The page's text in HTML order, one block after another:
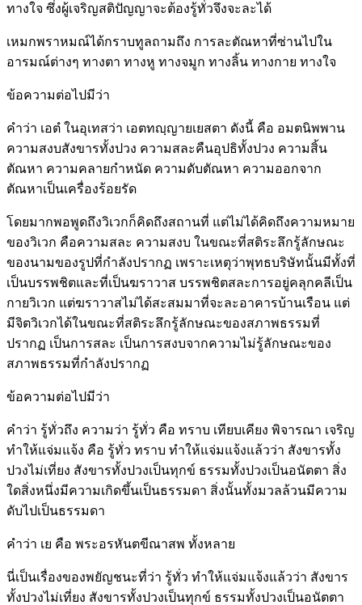
ทางใจ ซึ่งผู้เจริญสติปัญญาจะต้องรู้ทั่วจึงจะละได้
เหมกพราหมณ์ได้กราบทูลถามถึง การละตัณหาที่ซ่านไปใน
อารมณ์ต่างๆ ทางตา ทางหู ทางจมูก ทางลิ้น ทางกาย ทางใจ
ข้อความต่อไปมีว่า
คำว่า เอตํ ในอุเทสว่า เอตทญฺญายเยสตา ดังนี้ คือ อมตนิพพาน
ความสงบสังขารทั้งปวง ความสละคืนอุปธิทั้งปวง ความสิ้น
ตัณหา ความคลายกำหนัด ความดับตัณหา ความออกจาก
ตัณหาเป็นเครื่องร้อยรัด
โดยมากพอพูดถึงวิเวกก็คิดถึงสถานที่ แต่ไม่ได้คิดถึงความหมาย
ของวิเวก คือความสละ ความสงบ ในขณะที่สติระลึกรู้ลักษณะ
ของนามของรูปที่กำลังปรากฏ เพราะเหตุว่าพุทธบริษัทนั้นมีทั้งที่
เป็นบรรพชิตและที่เป็นฆราวาส บรรพชิตสละการอยู่คลุกคลีเป็น
กายวิเวก แต่ฆราวาสไม่ได้สะสมมาที่จะละอาคารบ้านเรือน แต่
มีจิตวิเวกได้ในขณะที่สติระลึกรู้ลักษณะของสภาพธรรมที่
ปรากฏ เป็นการสละ เป็นการสงบจากความไม่รู้ลักษณะของ
สภาพธรรมที่กำลังปรากฏ
ข้อความต่อไปมีว่า
คำว่า รู้ทั่วถึง ความว่า รู้ทั่ว คือ ทราบ เทียบเคียง พิจารณา เจริญ
ทำให้แจ่มแจ้ง คือ รู้ทั่ว ทราบ ทำให้แจ่มแจ้งแล้วว่า สังขารทั้ง
ปวงไม่เที่ยง สังขารทั้งปวงเป็นทุกข์ ธรรมทั้งปวงเป็นอนัตตา สิ่ง
ใดสิ่งหนึ่งมีความเกิดขึ้นเป็นธรรมดา สิ่งนั้นทั้งมวลล้วนมีความ
ดับไปเป็นธรรมดา
คำว่า เย คือ พระอรหันตขีณาสพ ทั้งหลาย
นี่เป็นเรื่องของพยัญชนะที่ว่า รู้ทั่ว ทำให้แจ่มแจ้งแล้วว่า สังขาร
ทั้งปวงไม่เที่ยง สังขารทั้งปวงเป็นทุกข์ ธรรมทั้งปวงเป็นอนัตตา